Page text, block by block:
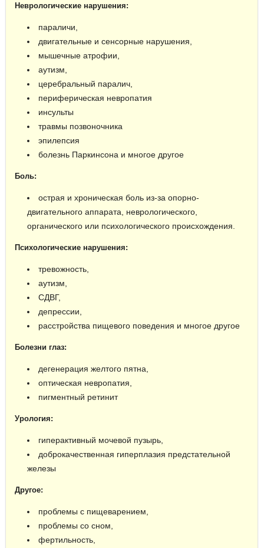
Неврологические нарушения:
параличи,
двигательные и сенсорные нарушения,
мышечные атрофии,
аутизм,
церебральный паралич,
периферическая невропатия
инсульты
травмы позвоночника
эпилепсия
болезнь Паркинсона и многое другое
Боль:
острая и хроническая боль из-за опорно-
двигательного аппарата, неврологического,
органического или психологического происхождения.
Психологические нарушения:
тревожность,
аутизм,
СДВГ,
депрессии,
расстройства пищевого поведения и многое другое
Болезни глаз:
дегенерация желтого пятна,
оптическая невропатия,
пигментный ретинит
Урология:
гиперактивный мочевой пузырь,
доброкачественная гиперплазия предстательной
железы
Другое:
проблемы с пищеварением,
проблемы со сном,
фертильность,